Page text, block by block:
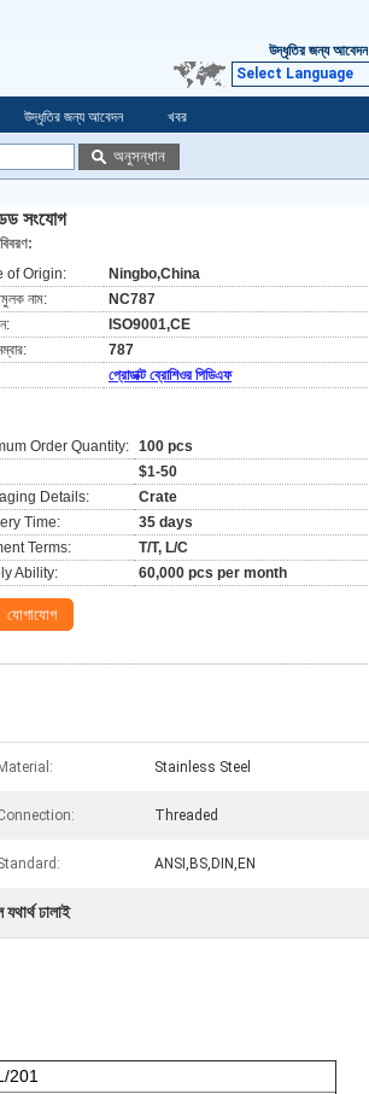
উদ্ধৃতির জন্য আবেদন
Select Language
উদ্ধৃতির জন্য আবেদন খবর
অনুসন্ধান
সংযোগ
of Origin:
Ningbo,China
নাম:
NC787
ISO9001,CE
787
প্রোডাক্ট ব্রোশিওর পিডিএফ
Order Quantity: 100 pcs
$1-50
Details:
Crate
Time:
35 days
Terms:
T/T, L/C
Ability:
60,000 pcs per month
যোগাযোগ
Material: Stainless Steel
Threaded
ANSI,BS,DIN,EN
ঢালাই
201